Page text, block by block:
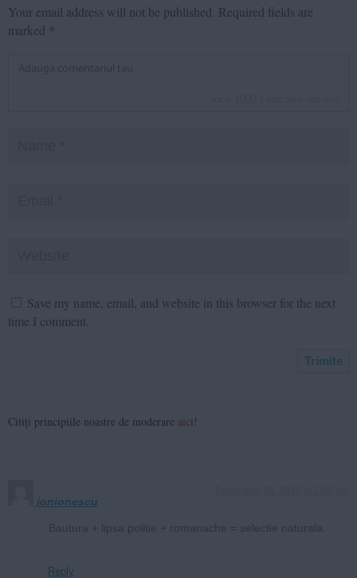
Your email address will not be published. Required fields are
marked *
Save my name, email, and website in this browser for the next
time I comment.
Citiți principiile noastre de moderare aici!
ionionescu
Reply